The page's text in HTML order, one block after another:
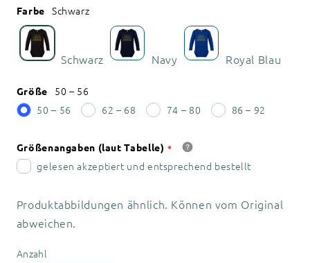
Farbe Schwarz
Schwarz Navy Royal Blau
Größe
50 – 56
50 – 56
62 – 68 74 – 80 86 – 92
Größenangaben (laut Tabelle)
gelesen akzeptiert und entsprechend bestellt
Produktabbildungen ähnlich. Können vom Original
abweichen.
Anzahl
Anzahl